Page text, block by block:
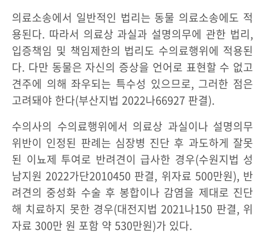
의료소송에서 일반적인 법리는 동물 의료소송에도 적
용된다. 따라서 의료상 과실과 설명의무에 관한 법리,
입증책임 및 책임제한의 법리도 수의료행위에 적용된
다. 다만 동물은 자신의 증상을 언어로 표현할 수 없고
견주에 의해 좌우되는 특수성 있으므로, 그러한 점은
고려돼야 한다(부산지법 2022나66927 판결).
수의사의 수의료행위에서 의료상 과실이나 설명의무
위반이 인정된 판례는 심장병 진단 후 과도하게 잘못
된 이뇨제 투여로 반려견이 급사한 경우(수원지법 성
남지원 2022가단2010450 판결, 위자료 500만원), 반
려견의 중성화 수술 후 봉합이나 감염을 제대로 진단
해 치료하지 못한 경우(대전지법 2021나150 판결, 위
자료 300만 원 포함 약 530만원)가 있다.